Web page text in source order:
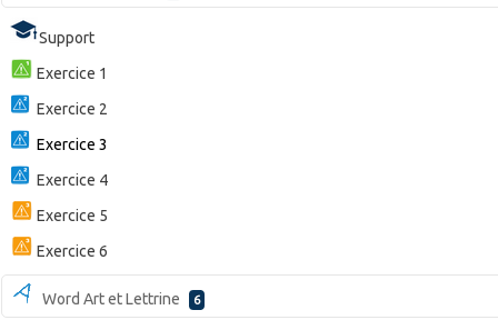
Support
Exercice 1
Exercice 2
Exercice 3
Exercice 4
Exercice 5
Exercice 6
Word Art et Lettrine 6